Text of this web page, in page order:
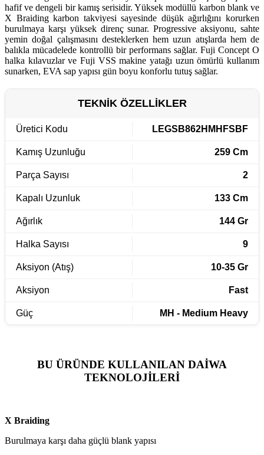
hafif ve dengeli bir kamış serisidir. Yüksek modüllü karbon blank ve
X Braiding karbon takviyesi sayesinde düşük ağırlığını korurken
burulmaya karşı yüksek direnç sunar. Progressive aksiyonu, sahte
yemin doğal çalışmasını desteklerken hem uzun atışlarda hem de
balıkla mücadelede kontrollü bir performans sağlar. Fuji Concept O
halka kılavuzlar ve Fuji VSS makine yatağı uzun ömürlü kullanım
sunarken, EVA sap yapısı gün boyu konforlu tutuş sağlar.
TEKNİK ÖZELLİKLER
Üretici Kodu LEGSB862HMHFSBF
Kamış Uzunluğu 259 Cm
Parça Sayısı 2
Kapalı Uzunluk 133 Cm
Ağırlık 144 Gr
Halka Sayısı 9
Aksiyon (Atış) 10-35 Gr
Aksiyon Fast
Güç MH - Medium Heavy
BU ÜRÜNDE KULLANILAN DAİWA
TEKNOLOJİLERİ
X Braiding
Burulmaya karşı daha güçlü blank yapısı